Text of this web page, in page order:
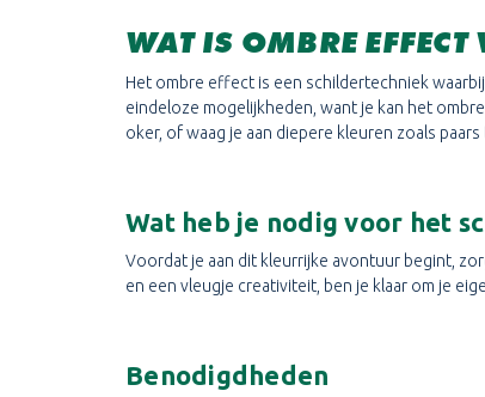
WAT IS OMBRE EFFECT
Het ombre effect is een schildertechniek
eindeloze mogelijkheden, want je kan het
oker, of waag je aan diepere kleuren zoals
Wat heb je nodig voor het
Voordat je aan dit kleurrijke avontuur begint,
en een vleugje creativiteit, ben je klaar om je
Benodigdheden